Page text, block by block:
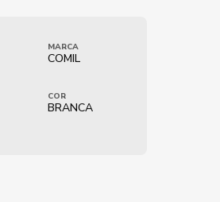
MARCA
COMIL
COR
BRANCA